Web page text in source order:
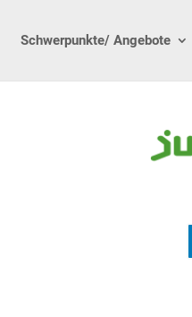
Schwerpunkte/ Angebote